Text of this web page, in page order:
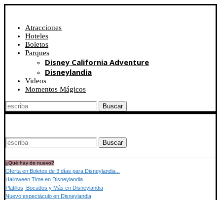
Atracciones
Hoteles
Boletos
Parques
Disney California Adventure
Disneylandia
Videos
Momentos Mágicos
Buscar
Buscar
¿Qué hay de nuevo?
Oferta en Boletos de 3 días para Disneylandia...
Halloween Time en Disneylandia
Platillos, Bocados y Más en Disneylandia
Nuevo espectáculo en Disneylandia